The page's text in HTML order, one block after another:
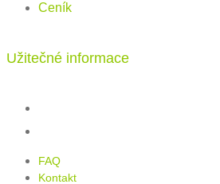
Ceník
Užitečné informace
FAQ
Kontakt